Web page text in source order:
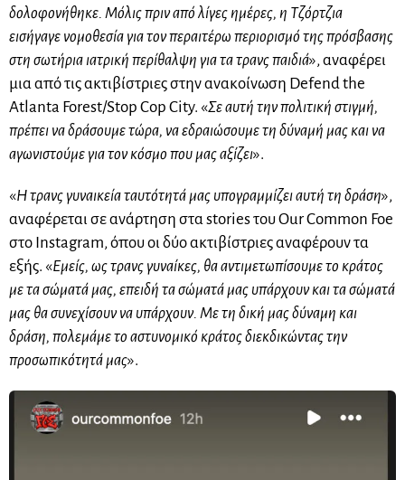
δολοφονήθηκε. Μόλις πριν από λίγες ημέρες, η Τζόρτζια
εισήγαγε νομοθεσία για τον περαιτέρω περιορισμό της πρόσβασης
στη σωτήρια ιατρική περίθαλψη για τα τρανς παιδιά», αναφέρει
μια από τις ακτιβίστριες στην ανακοίνωση Defend the
Atlanta Forest/Stop Cop City. «Σε αυτή την πολιτική στιγμή,
πρέπει να δράσουμε τώρα, να εδραιώσουμε τη δύναμή μας και να
αγωνιστούμε για τον κόσμο που μας αξίζει».
«Η τρανς γυναικεία ταυτότητά μας υπογραμμίζει αυτή τη δράση»,
αναφέρεται σε ανάρτηση στα stories του Our Common Foe
στο Instagram, όπου οι δύο ακτιβίστριες αναφέρουν τα
εξής. «Εμείς, ως τρανς γυναίκες, θα αντιμετωπίσουμε το κράτος
με τα σώματά μας, επειδή τα σώματά μας υπάρχουν και τα σώματά
μας θα συνεχίσουν να υπάρχουν. Με τη δική μας δύναμη και
δράση, πολεμάμε το αστυνομικό κράτος διεκδικώντας την
προσωπικότητά μας».